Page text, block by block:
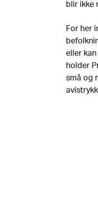
blir ikke
For her
eller
holder
små og